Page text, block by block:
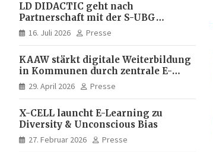
LD DIDACTIC geht nach
Partnerschaft mit der S-UBG
vollständig in Unternehmerhand
16. Juli 2026 Presse
KAAW stärkt digitale Weiterbildung
in Kommunen durch zentrale E-
Learning Plattform von X-CELL
29. April 2026 Presse
X-CELL launcht E-Learning zu
Diversity & Unconscious Bias
27. Februar 2026 Presse